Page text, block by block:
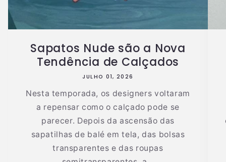
Sapatos Nude são a Nova
Tendência de Calçados
JULHO 01, 2026
Nesta temporada, os designers voltaram
a repensar como o calçado pode se
parecer. Depois da ascensão das
sapatilhas de balé em tela, das bolsas
transparentes e das roupas